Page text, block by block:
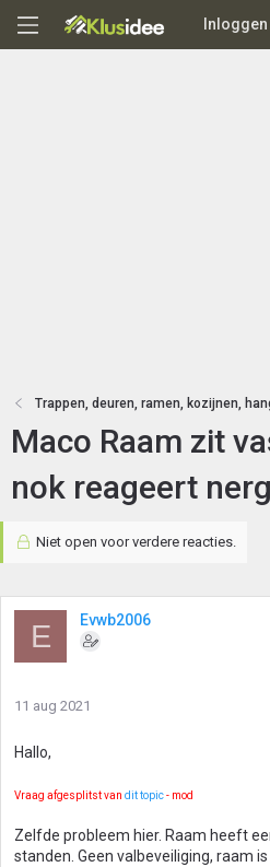
Inloggen
Trappen, deuren, ramen, kozijnen,
Maco Raam zit
nok reageert
Niet open voor verdere reacties.
E Evwb2006
11 aug 2021
Hallo,
Vraag afgesplitst van dit topic- mod
Zelfde probleem hier. Raam heeft
standen. Geen valbeveiliging, raam